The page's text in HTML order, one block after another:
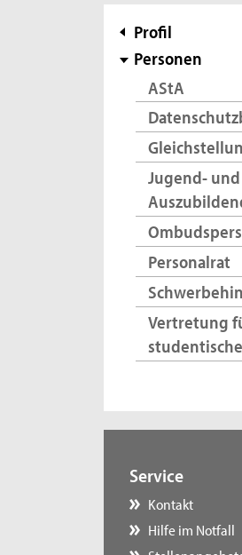
hier:
Subnavigation
Profil
Personen
AStA
Jugend- und
Personalrat
Vertretung
Service
Kontakt
Hilfe im Notfall